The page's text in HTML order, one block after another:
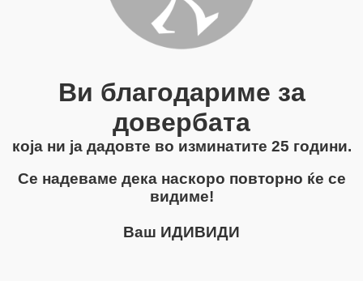
Ви благодариме за
довербата
која ни ја дадовте во изминатите 25 години.
Се надеваме дека наскоро повторно ќе се
видиме!
Ваш ИДИВИДИ